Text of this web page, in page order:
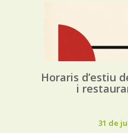
Horaris d’estiu
i
31 de